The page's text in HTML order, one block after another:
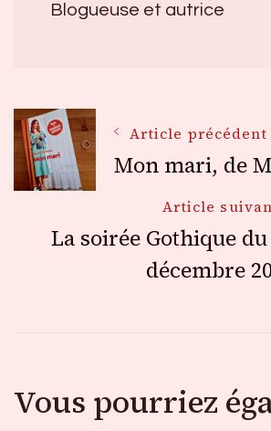
Blogueuse et autrice
Navigation
des
articles
Article précédent
Mon mari, de
Article
La soirée Gothique du
décembre
Vous pourriez